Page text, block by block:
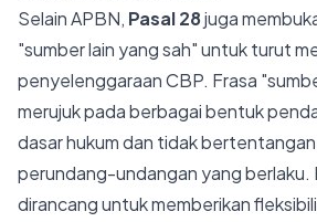
Selain APBN, Pasal 28juga
"sumber lain yang sah" untuk turut
penyelenggaraan CBP. Frasa
merujuk pada berbagai bentuk
dasar hukum dan tidak
perundang-undangan yang berlaku.
dirancang untuk memberikan